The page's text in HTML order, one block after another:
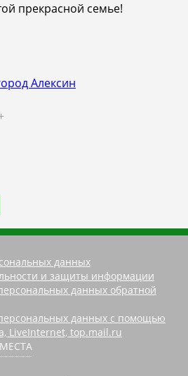
прекрасной семье!
Алексин
данных
и защиты информации
данных обратной
данных с помощью
LiveInternet, top.mail.ru